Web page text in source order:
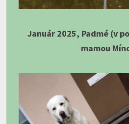
Január 2025, Padmé (v
mamou